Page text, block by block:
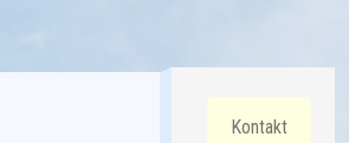
Kontakt